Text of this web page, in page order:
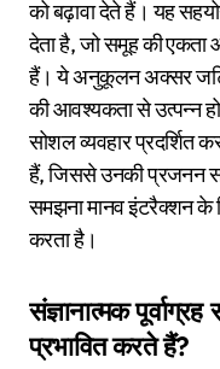
को बढ़ावा देते हैं। यह
देता है, जो समूह की
हैं। ये अनुकूलन अक्सर
की आवश्यकता से उत्पन्न
सोशल व्यवहार प्रदर्शित
हैं, जिससे उनकी प्रजनन
समझना मानव इंटरैक्शन के
करता है।
संज्ञानात्मक
प्रभावित करते हैं?